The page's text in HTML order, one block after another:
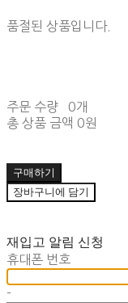
품절된 상품입니다.
주문 수량
0개
총 상품 금액 0원
구매하기
장바구니에 담기
재입고 알림 신청
휴대폰 번호
-